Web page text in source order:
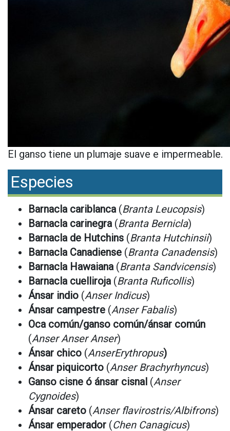
El ganso tiene un plumaje suave e impermeable.
Especies
Barnacla cariblanca(Branta Leucopsis)
Barnacla carinegra(Branta Bernicla)
Barnacla de Hutchins (Branta Hutchinsii)
Barnacla Canadiense (Branta Canadensis)
Barnacla Hawaiana(Branta Sandvicensis)
Barnacla cuelliroja(Branta Ruficollis)
Ánsar indio (Anser Indicus)
Ánsar campestre (Anser Fabalis)
Oca común/ganso común/ánsar común
(Anser Anser Anser)
Ánsar chico (AnserErythropus)
Ánsar piquicorto (Anser Brachyrhyncus)
Ganso cisne ó ánsar cisnal (Anser
Cygnoides)
Ánsar careto (Anser flavirostris/Albifrons)
Ánsar emperador (Chen Canagicus)